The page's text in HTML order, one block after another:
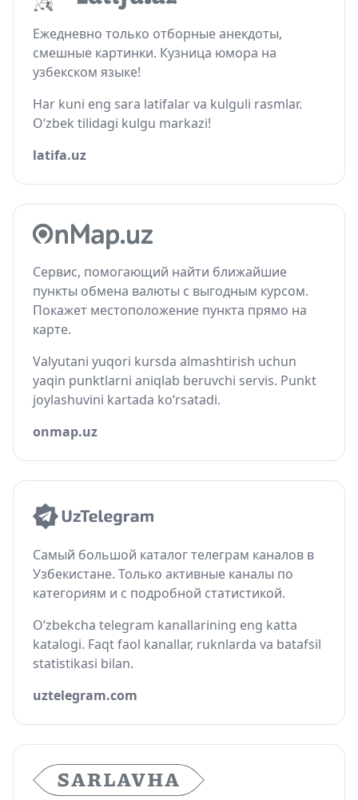
Ежедневно только отборные анекдоты,
смешные картинки. Кузница юмора на
узбекском языке!
Har kuni eng sara latifalar va kulguli rasmlar.
O‘zbek tilidagi kulgu markazi!
latifa.uz
Сервис, помогающий найти ближайшие
пункты обмена валюты с выгодным курсом.
Покажет местоположение пункта прямо на
карте.
Valyutani yuqori kursda almashtirish uchun
yaqin punktlarni aniqlab beruvchi servis. Punkt
joylashuvini kartada ko‘rsatadi.
onmap.uz
Самый большой каталог телеграм каналов в
Узбекистане. Только активные каналы по
категориям и с подробной статистикой.
O‘zbekcha telegram kanallarining eng katta
katalogi. Faqt faol kanallar, ruknlarda va batafsil
statistikasi bilan.
uztelegram.com